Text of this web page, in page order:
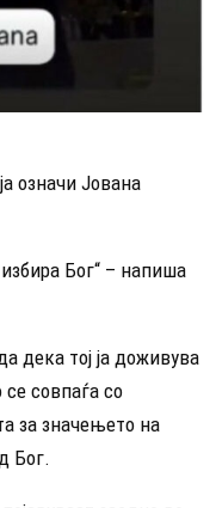
означи Јована
Бог“ – напиша
дека тој ја доживува
совпаѓа со
за значењето на
Бог.